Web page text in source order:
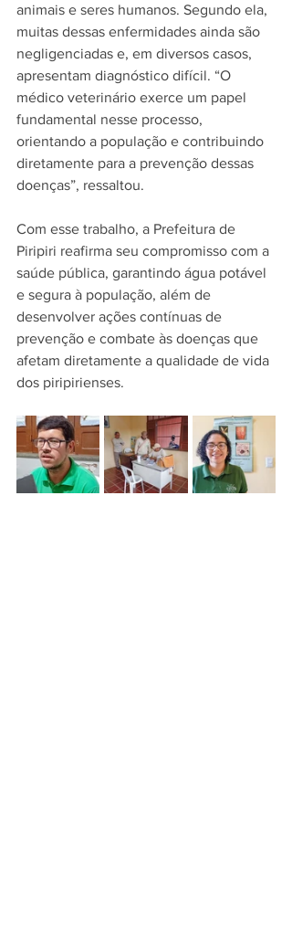
animais e seres humanos. Segundo ela,
muitas dessas enfermidades ainda são
negligenciadas e, em diversos casos,
apresentam diagnóstico difícil. “O
médico veterinário exerce um papel
fundamental nesse processo,
orientando a população e contribuindo
diretamente para a prevenção dessas
doenças”, ressaltou.
Com esse trabalho, a Prefeitura de
Piripiri reafirma seu compromisso com a
saúde pública, garantindo água potável
e segura à população, além de
desenvolver ações contínuas de
prevenção e combate às doenças que
afetam diretamente a qualidade de vida
dos piripirienses.